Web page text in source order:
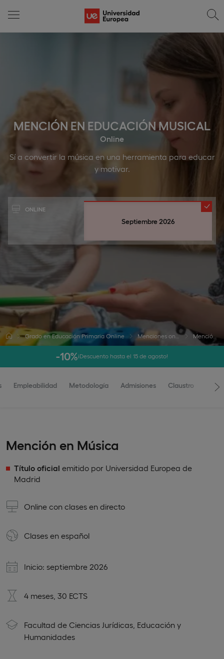
MENCIÓN EN EDUCACIÓN MUSICAL
Online
Sí a convertir la música en una herramienta para educar
y motivar.
ONLINE
Septiembre 2026
Grado en Educación Primaria Online Menciones online Grado en Educación Primaria Mención en Educación Musical
-10%¡Descuento hasta el 15 de agosto!
Empleabilidad Metodología Admisiones Claustro
Mención en Música
Título oficial emitido por Universidad Europea de
Madrid
Online con clases en directo
Clases en español
Inicio: septiembre 2026
4 meses, 30 ECTS
Facultad de Ciencias Jurídicas, Educación y
Humanidades